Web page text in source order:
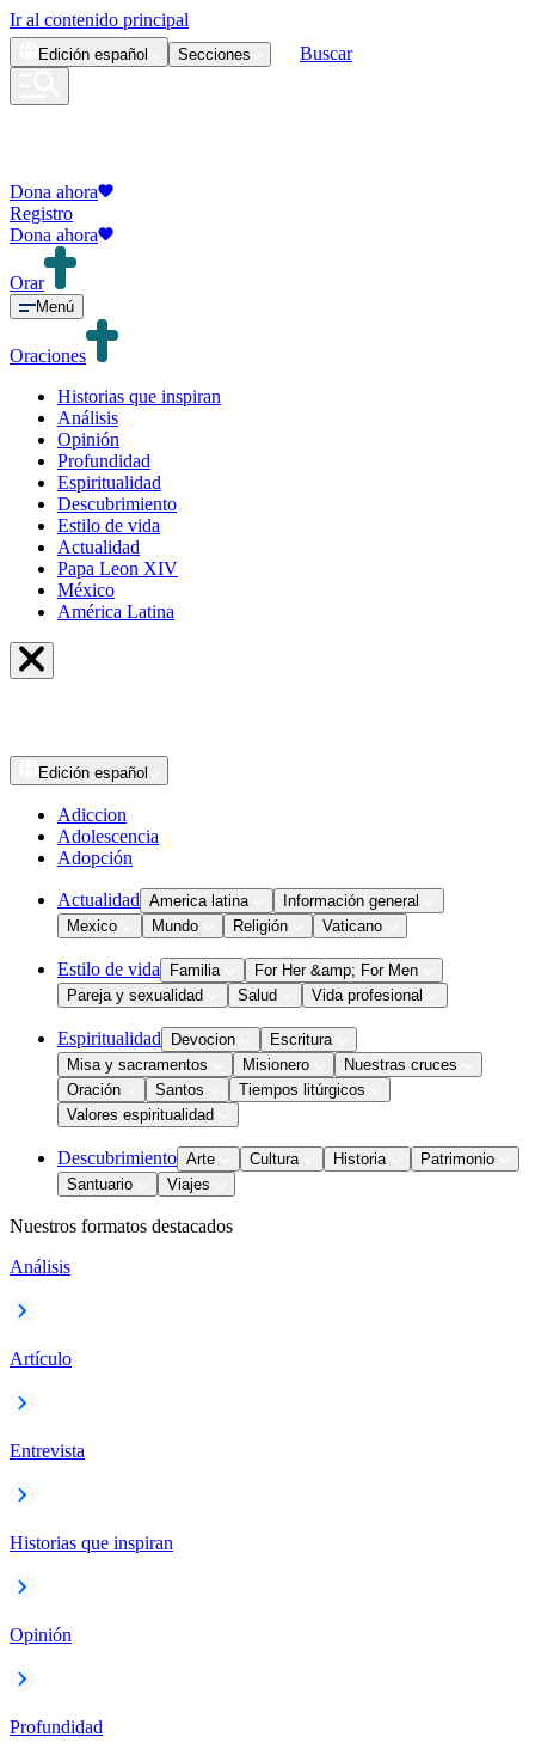
Ir al contenido principal
Edición español Secciones Buscar
Dona ahora
Registro
Dona ahora
Orar
Menú
Oraciones
Historias que inspiran
Análisis
Opinión
Profundidad
Espiritualidad
Descubrimiento
Estilo de vida
Actualidad
Papa Leon XIV
México
América Latina
Edición español
Adiccion
Adolescencia
Adopción
Actualidad America latina
Información general
Mexico
Mundo Religión Vaticano
Estilo de vida Familia
For Her &amp; For Men
Pareja y sexualidad
Salud Vida profesional
Espiritualidad Devocion
Escritura
Misa y sacramentos
Misionero
Nuestras cruces
Oración
Santos
Tiempos litúrgicos
Valores espiritualidad
Descubrimiento Arte Cultura Historia
Patrimonio
Santuario
Viajes
Nuestros formatos destacados
Análisis
Artículo
Entrevista
Historias que inspiran
Opinión
Profundidad